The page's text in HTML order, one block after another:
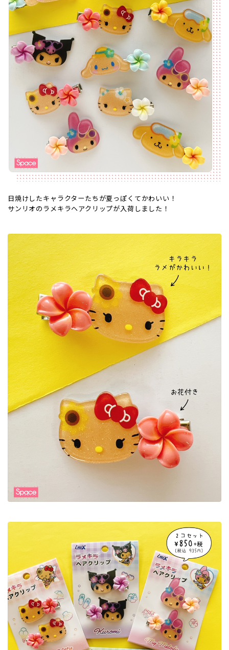
日焼けしたキャラクターたちが夏っぽくてかわいい！
サンリオのラメキラヘアクリップが入荷しました！